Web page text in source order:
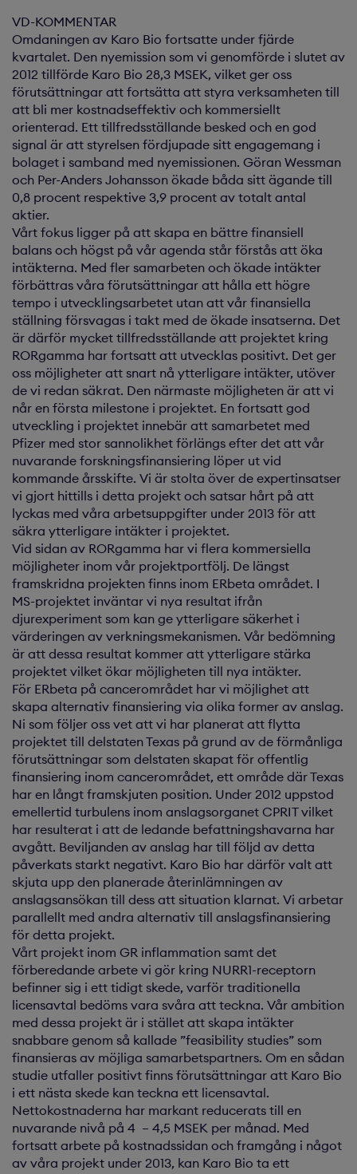
VD-KOMMENTAR
Omdaningen av Karo Bio fortsatte under fjärde
kvartalet. Den nyemission som vi genomförde i slutet av
2012 tillförde Karo Bio 28,3 MSEK, vilket ger oss
förutsättningar att fortsätta att styra verksamheten till
att bli mer kostnadseffektiv och kommersiellt
orienterad. Ett tillfredsställande besked och en god
signal är att styrelsen fördjupade sitt engagemang i
bolaget i samband med nyemissionen. Göran Wessman
och Per-Anders Johansson ökade båda sitt ägande till
0,8 procent respektive 3,9 procent av totalt antal
aktier.
Vårt fokus ligger på att skapa en bättre finansiell
balans och högst på vår agenda står förstås att öka
intäkterna. Med fler samarbeten och ökade intäkter
förbättras våra förutsättningar att hålla ett högre
tempo i utvecklingsarbetet utan att vår finansiella
ställning försvagas i takt med de ökade insatserna. Det
är därför mycket tillfredsställande att projektet kring
RORgamma har fortsatt att utvecklas positivt. Det ger
oss möjligheter att snart nå ytterligare intäkter, utöver
de vi redan säkrat. Den närmaste möjligheten är att vi
når en första milestone i projektet. En fortsatt god
utveckling i projektet innebär att samarbetet med
Pfizer med stor sannolikhet förlängs efter det att vår
nuvarande forskningsfinansiering löper ut vid
kommande årsskifte. Vi är stolta över de expertinsatser
vi gjort hittills i detta projekt och satsar hårt på att
lyckas med våra arbetsuppgifter under 2013 för att
säkra ytterligare intäkter i projektet.
Vid sidan av RORgamma har vi flera kommersiella
möjligheter inom vår projektportfölj. De längst
framskridna projekten finns inom ERbeta området. I
MS-projektet inväntar vi nya resultat ifrån
djurexperiment som kan ge ytterligare säkerhet i
värderingen av verkningsmekanismen. Vår bedömning
är att dessa resultat kommer att ytterligare stärka
projektet vilket ökar möjligheten till nya intäkter.
För ERbeta på cancerområdet har vi möjlighet att
skapa alternativ finansiering via olika former av anslag.
Ni som följer oss vet att vi har planerat att flytta
projektet till delstaten Texas på grund av de förmånliga
förutsättningar som delstaten skapat för offentlig
finansiering inom cancerområdet, ett område där Texas
har en långt framskjuten position. Under 2012 uppstod
emellertid turbulens inom anslagsorganet CPRIT vilket
har resulterat i att de ledande befattningshavarna har
avgått. Beviljanden av anslag har till följd av detta
påverkats starkt negativt. Karo Bio har därför valt att
skjuta upp den planerade återinlämningen av
anslagsansökan till dess att situation klarnat. Vi arbetar
parallellt med andra alternativ till anslagsfinansiering
för detta projekt.
Vårt projekt inom GR inflammation samt det
förberedande arbete vi gör kring NURR1-receptorn
befinner sig i ett tidigt skede, varför traditionella
licensavtal bedöms vara svåra att teckna. Vår ambition
med dessa projekt är i stället att skapa intäkter
snabbare genom så kallade ”feasibility studies” som
finansieras av möjliga samarbetspartners. Om en sådan
studie utfaller positivt finns förutsättningar att Karo Bio
i ett nästa skede kan teckna ett licensavtal.
Nettokostnaderna har markant reducerats till en
nuvarande nivå på 4 – 4,5 MSEK per månad. Med
fortsatt arbete på kostnadssidan och framgång i något
av våra projekt under 2013, kan Karo Bio ta ett